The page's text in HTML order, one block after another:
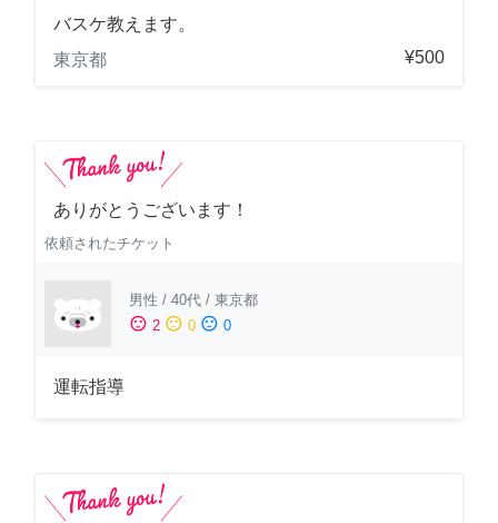
バスケ教えます。
東京都
¥500
ありがとうございます！
依頼されたチケット
男性 / 40代 / 東京都
sentiment_satisfied 2 sentiment_neutral 0 sentiment_dissatisfied 0
運転指導